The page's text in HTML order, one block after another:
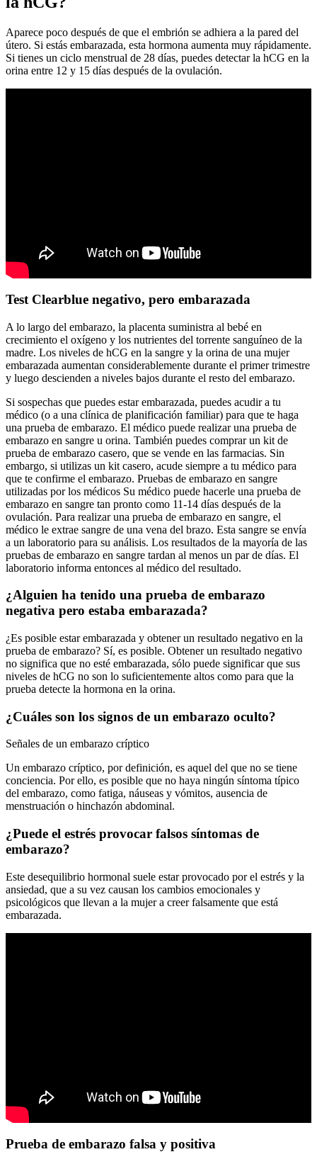
Aparece poco después de que el embrión se adhiera a la pared del
útero. Si estás embarazada, esta hormona aumenta muy rápidamente.
Si tienes un ciclo menstrual de 28 días, puedes detectar la hCG en la
orina entre 12 y 15 días después de la ovulación.
Test Clearblue negativo, pero embarazada
A lo largo del embarazo, la placenta suministra al bebé en
crecimiento el oxígeno y los nutrientes del torrente sanguíneo de la
madre. Los niveles de hCG en la sangre y la orina de una mujer
embarazada aumentan considerablemente durante el primer trimestre
y luego descienden a niveles bajos durante el resto del embarazo.
Si sospechas que puedes estar embarazada, puedes acudir a tu
médico (o a una clínica de planificación familiar) para que te haga
una prueba de embarazo. El médico puede realizar una prueba de
embarazo en sangre u orina. También puedes comprar un kit de
prueba de embarazo casero, que se vende en las farmacias. Sin
embargo, si utilizas un kit casero, acude siempre a tu médico para
que te confirme el embarazo. Pruebas de embarazo en sangre
utilizadas por los médicos Su médico puede hacerle una prueba de
embarazo en sangre tan pronto como 11-14 días después de la
ovulación. Para realizar una prueba de embarazo en sangre, el
médico le extrae sangre de una vena del brazo. Esta sangre se envía
a un laboratorio para su análisis. Los resultados de la mayoría de las
pruebas de embarazo en sangre tardan al menos un par de días. El
laboratorio informa entonces al médico del resultado.
¿Alguien ha tenido una prueba de embarazo
negativa pero estaba embarazada?
¿Es posible estar embarazada y obtener un resultado negativo en la
prueba de embarazo? Sí, es posible. Obtener un resultado negativo
no significa que no esté embarazada, sólo puede significar que sus
niveles de hCG no son lo suficientemente altos como para que la
prueba detecte la hormona en la orina.
¿Cuáles son los signos de un embarazo oculto?
Señales de un embarazo críptico
Un embarazo críptico, por definición, es aquel del que no se tiene
conciencia. Por ello, es posible que no haya ningún síntoma típico
del embarazo, como fatiga, náuseas y vómitos, ausencia de
menstruación o hinchazón abdominal.
¿Puede el estrés provocar falsos síntomas de
embarazo?
Este desequilibrio hormonal suele estar provocado por el estrés y la
ansiedad, que a su vez causan los cambios emocionales y
psicológicos que llevan a la mujer a creer falsamente que está
embarazada.
Prueba de embarazo falsa y positiva